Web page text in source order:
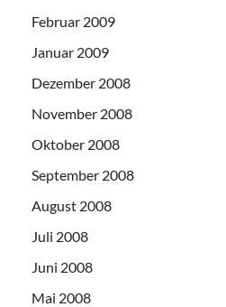
Februar 2009
Januar 2009
Dezember 2008
November 2008
Oktober 2008
September 2008
August 2008
Juli 2008
Juni 2008
Mai 2008